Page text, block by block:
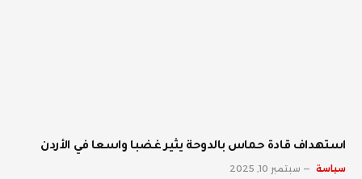
استهداف قادة حماس بالدوحة يثير غضبا واسعا في الأردن
سياسة سبتمبر 10, 2025